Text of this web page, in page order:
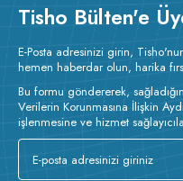
Tisho Bülten'e
E-Posta adresinizi girin,
hemen haberdar olun, harika
Bu formu göndererek,
Verilerin Korunmasına İlişkin
işlenmesine ve hizmet